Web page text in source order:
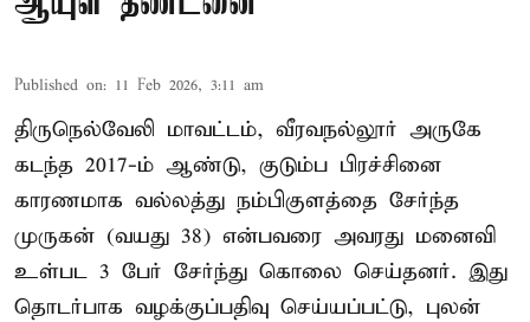
Published on: 11 Feb 2026, 3:11 am
திருநெல்வேலி மாவட்டம், வீரவநல்லூர் அருகே
கடந்த 2017-ம் ஆண்டு, குடும்ப பிரச்சினை
காரணமாக வல்லத்து நம்பிகுளத்தை சேர்ந்த
முருகன் (வயது 38) என்பவரை அவரது மனைவி
உள்பட 3 பேர் சேர்ந்து கொலை செய்தனர். இது
தொடர்பாக வழக்குப்பதிவு செய்யப்பட்டு, புலன்